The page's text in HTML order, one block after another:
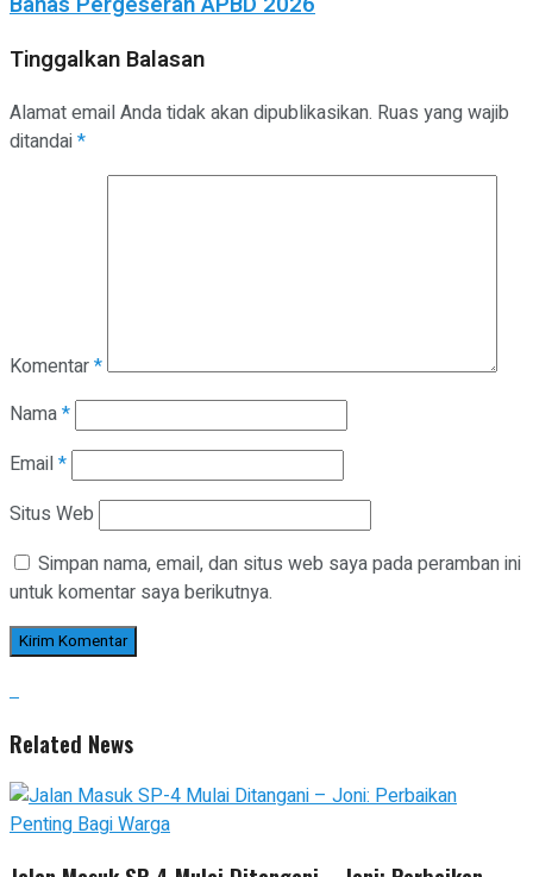
Tinggalkan Balasan
Alamat email Anda tidak akan dipublikasikan. Ruas yang wajib
ditandai*
Komentar*
Nama*
Email*
Situs Web
Simpan nama, email, dan situs web saya pada peramban ini
untuk komentar saya berikutnya.
Related News